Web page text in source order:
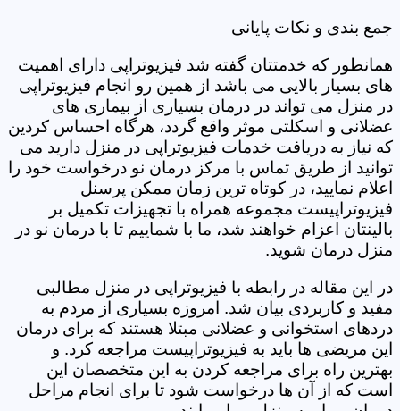
جمع بندی و نکات پایانی
همانطور که خدمتتان گفته شد فیزیوتراپی دارای اهمیت
های بسیار بالایی می باشد از همین رو انجام فیزیوتراپی
در منزل می تواند در درمان بسیاری از بیماری های
عضلانی و اسکلتی موثر واقع گردد، هرگاه احساس کردین
که نیاز به دریافت خدمات فیزیوتراپی در منزل دارید می
توانید از طریق تماس با مرکز درمان نو درخواست خود را
اعلام نمایید، در کوتاه ترین زمان ممکن پرسنل
فیزیوتراپیست مجموعه همراه با تجهیزات تکمیل بر
بالینتان اعزام خواهند شد، ما با شماییم تا با درمان نو در
منزل درمان شوید.
در این مقاله در رابطه با فیزیوتراپی در منزل مطالبی
مفید و کاربردی بیان شد. امروزه بسیاری از مردم به
دردهای استخوانی و عضلانی مبتلا هستند که برای درمان
این مریضی ها باید به فیزیوتراپیست مراجعه کرد. و
بهترین راه برای مراجعه کردن به این متخصصان این
است که از آن ها درخواست شود تا برای انجام مراحل